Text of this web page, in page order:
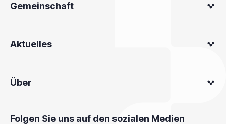
Gemeinschaft
Aktuelles
Über
Folgen Sie uns auf den sozialen Medien